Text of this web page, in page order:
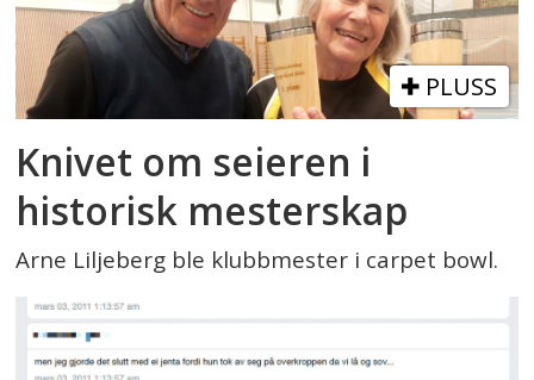
PLUSS
Knivet om seieren i
historisk mesterskap
Arne Liljeberg ble klubbmester i carpet bowl.